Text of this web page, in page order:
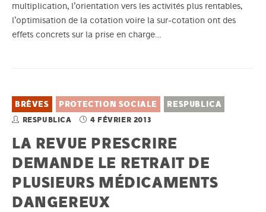
multiplication, l’orientation vers les activités plus rentables,
l’optimisation de la cotation voire la sur-cotation ont des
effets concrets sur la prise en charge…
BRÈVES PROTECTION SOCIALE RESPUBLICA
RESPUBLICA 4 FÉVRIER 2013
LA REVUE PRESCRIRE
DEMANDE LE RETRAIT DE
PLUSIEURS MÉDICAMENTS
DANGEREUX